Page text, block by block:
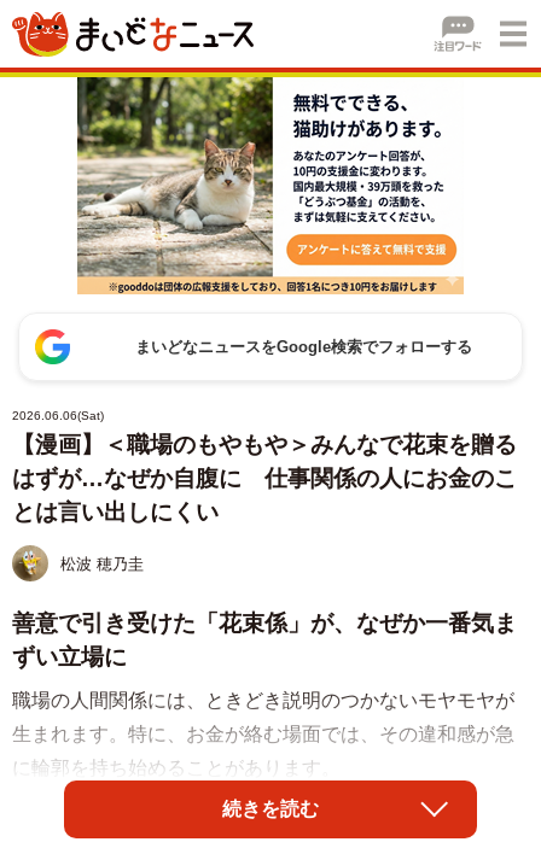
まいどなニュースをGoogle検索でフォローする
2026.06.06(Sat)
【漫画】＜職場のもやもや＞みんなで花束を贈る
はずが…なぜか自腹に 仕事関係の人にお金のこ
とは言い出しにくい
松波 穂乃圭
善意で引き受けた「花束係」が、なぜか一番気ま
ずい立場に
職場の人間関係には、ときどき説明のつかないモヤモヤが
生まれます。特に、お金が絡む場面では、その違和感が急
に輪郭を持ち始めることがあります。
Sさん（50代）が戸惑ったのは、仕事仲間のお祝い会での
続きを読む